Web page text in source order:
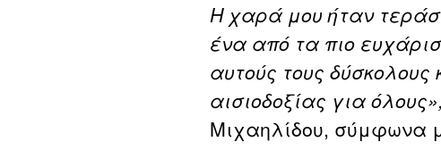
Η χαρά μου ήταν
ένα από τα πιο
αυτούς τους δύσκολους
αισιοδοξίας για όλους»,
Μιχαηλίδου, σύμφωνα